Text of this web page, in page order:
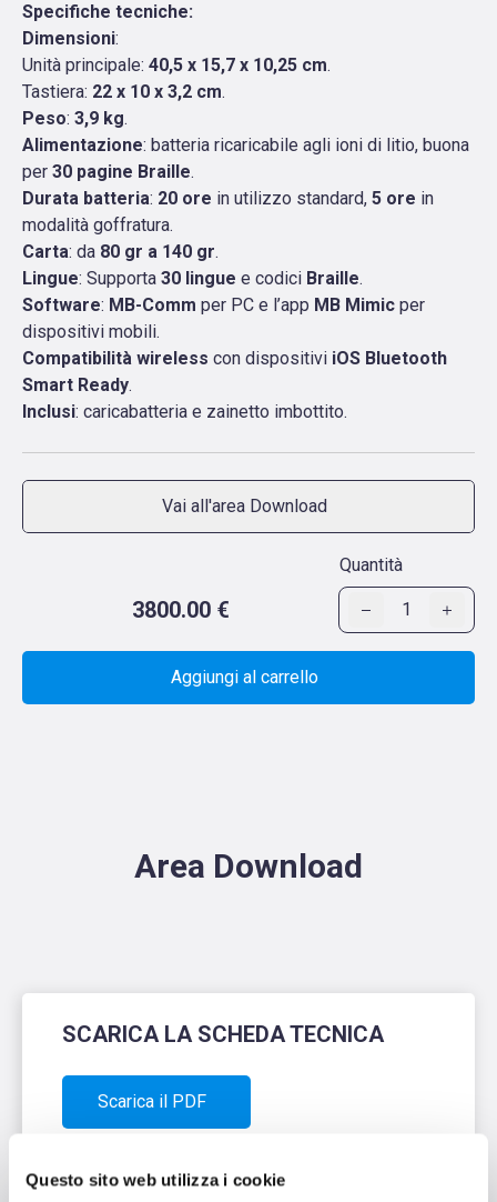
Questo sito web utilizza i cookie
Specifiche tecniche:
Dimensioni:
Unità principale: 40,5 x 15,7 x 10,25 cm.
Tastiera: 22 x 10 x 3,2 cm.
Peso: 3,9 kg.
Alimentazione: batteria ricaricabile agli ioni di litio, buona
per 30 pagine Braille.
Durata batteria: 20 ore in utilizzo standard, 5 ore in
modalità goffratura.
Carta: da 80 gr a 140 gr.
Lingue: Supporta 30 lingue e codici Braille.
Software: MB-Comm per PC e l’app MB Mimic per
dispositivi mobili.
Compatibilità wireless con dispositivi iOS Bluetooth
Smart Ready.
Inclusi: caricabatteria e zainetto imbottito.
Vai all'area Download
3800.00 €
Quantità
1
Aggiungi al carrello
Area Download
SCARICA LA SCHEDA TECNICA
Scarica il PDF